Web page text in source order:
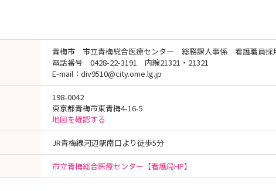
青梅市 市立青梅総合医療センター 総務課人事係 看護職員採
電話番号 0428-22-3191 内線21321・21321
E-mail：div9510@city.ome.lg.jp
198-0042
東京都青梅市東青梅4-16-5
地図を確認する
JR青梅線河辺駅南口より徒歩5分
市立青梅総合医療センター【看護局HP】